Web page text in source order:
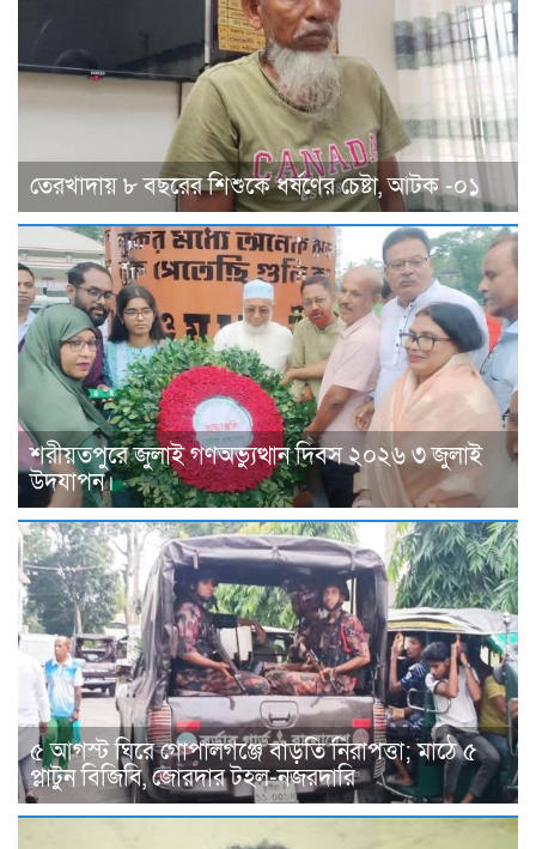
তেরখাদায় ৮ বছরের শিশুকে ধর্ষণের চেষ্টা, আটক -০১
শরীয়তপুরে জুলাই গণঅভ্যুত্থান দিবস ২০২৬ ৩ জুলাই
উদযাপন।
৫ আগস্ট ঘিরে গোপালগঞ্জে বাড়তি নিরাপত্তা; মাঠে ৫
প্লাটুন বিজিবি, জোরদার টহল-নজরদারি